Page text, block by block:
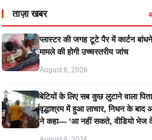
ताज़ा खबर
प्लास्टर की जगह टूटे पैर में कार्टन
मामले की होगी उच्चस्तरीय जांच
August 6, 2026
बेटियों के लिए सब कुछ लुटाने वाला पिता
वृद्धाश्रम में हुआ लाचार, निधन के बाद
ने कहा— ‘आ नहीं सकते, वीडियो भेज